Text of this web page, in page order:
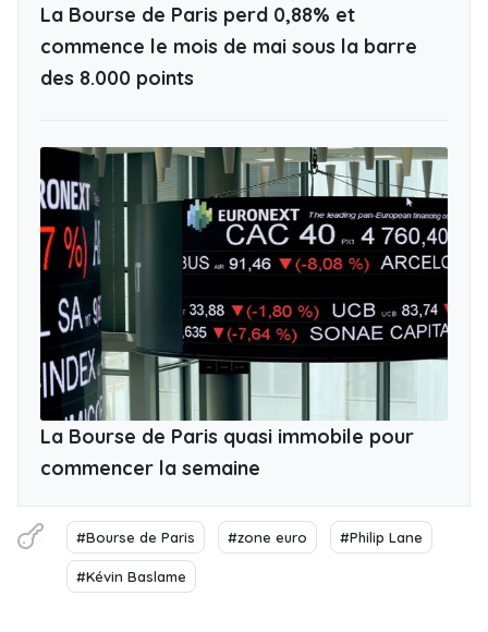
La Bourse de Paris perd 0,88% et
commence le mois de mai sous la barre
des 8.000 points
La Bourse de Paris quasi immobile pour
commencer la semaine
#Bourse de Paris #zone euro #Philip Lane
#Kévin Baslame